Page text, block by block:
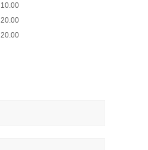
10.00
20.00
20.00